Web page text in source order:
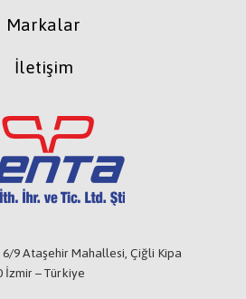
Markalar
İletişim
9 Ataşehir Mahallesi, Çiğli Kipa
İzmir – Türkiye